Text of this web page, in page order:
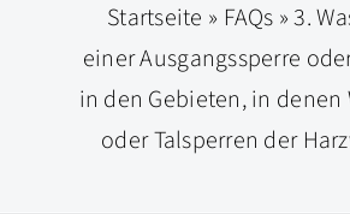
ÜBER UNS
UNSER WASSER
Startseite » FAQs »3.
einer Ausgangssperre
in den Gebieten, in denen
oder Talsperren der